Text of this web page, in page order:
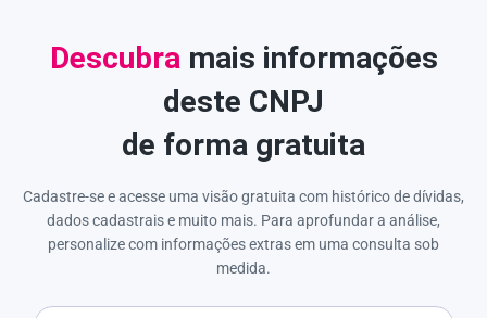
Descubramais informações
deste CNPJ
de forma gratuita
Cadastre-se e acesse uma visão gratuita com histórico de dívidas,
dados cadastrais e muito mais. Para aprofundar a análise,
personalize com informações extras em uma consulta sob
medida.